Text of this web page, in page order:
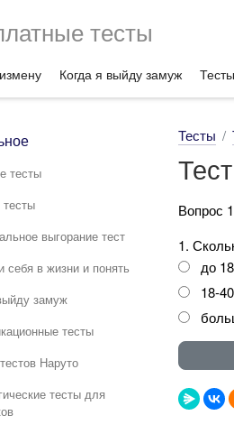
тесты
Когда я выйду замуж
тесты
выгорание тест
себя в жизни и понять
замуж
тесты
Наруто
тесты для
Тесты
Вопрос
1.
до 18
18-40